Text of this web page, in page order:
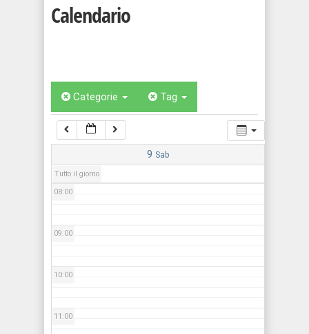
Calendario
Categorie Tag
9 Sab
Tutto il giorno
04:00
08:00
09:00
10:00
11:00